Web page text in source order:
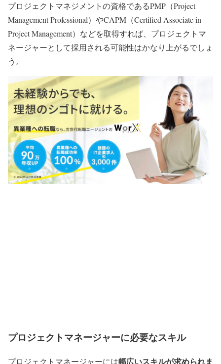
プロジェクトマネジメントの資格であるPMP（Project
Management Professional）やCAPM（Certified Associate in
Project Management）などを取得すれば、プロジェクトマ
ネージャーとして採用される可能性はかなり上がるでしょ
う。
プロジェクトマネージャーに必要なスキル
プロジェクトマネージャーには幅広いスキルが求められま